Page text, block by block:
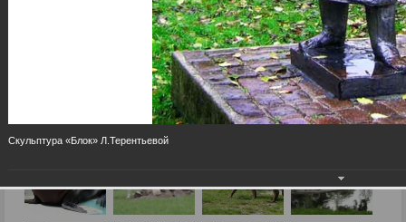
Скульптура «Блок» Л.Терентьевой